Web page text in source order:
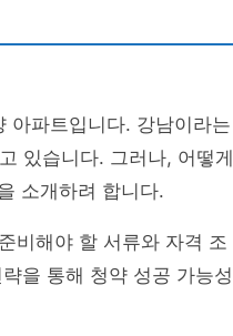
아파트입니다. 강남이라는
있습니다. 그러나, 어떻게
소개하려 합니다.
비해야 할 서류와 자격 조
을 통해 청약 성공 가능성